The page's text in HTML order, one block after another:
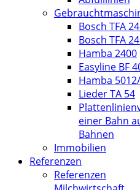
Bosch TFA
Bosch TFA
Hamba 2400
Easyline BF
Hamba
Lieder TA 54
einer Bahn
Bahnen
Immobilien
Referenzen
Referenzen